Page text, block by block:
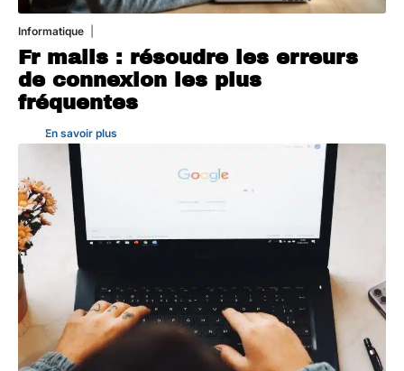
Informatique
Fr mails : résoudre les erreurs
de connexion les plus
fréquentes
En savoir plus